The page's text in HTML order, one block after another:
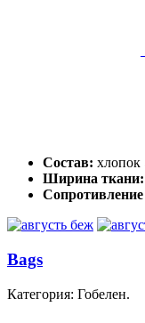
Состав: хлопок
Ширина ткани:
Bags
Категория: Гобелен.